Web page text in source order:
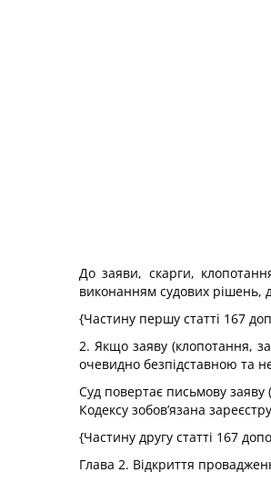
До заяви, скарги,
виконанням судових рішень,
{Частину першу статті 167
2. Якщо заяву (клопотання,
очевидно безпідставною та
Суд повертає письмову заяву
Кодексу зобов’язана
{Частину другу статті 167
Глава 2. Відкриття